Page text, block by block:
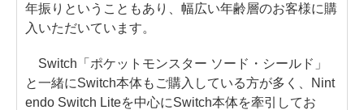
年振りということもあり、幅広い年齢層のお客様に購
入いただいています。
Switch「ポケットモンスター ソード・シールド」
と一緒にSwitch本体もご購入している方が多く、Nint
endo Switch Liteを中心にSwitch本体を牽引してお